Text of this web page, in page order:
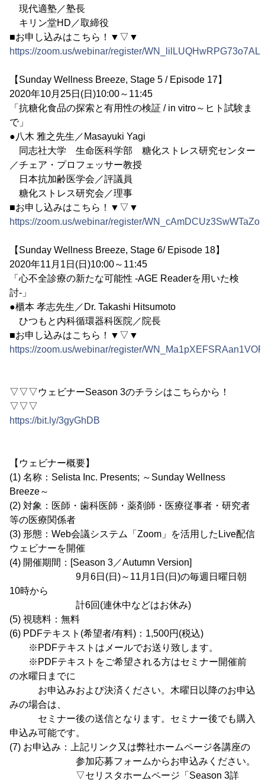
現代適塾／塾長
キリン堂HD／取締役
■お申し込みはこちら！▼▽▼
https://zoom.us/webinar/register/
【Sunday Wellness Breeze, Stage 5 / Episode 17】
2020年10月25日(日)10:00～11:45
「抗糖化食品の探索と有用性の検証 / in vitro～ヒト試験ま
で」
●八木 雅之先生／Masayuki Yagi
同志社大学 生命医科学部 糖化ストレス研究センター
／チェア・プロフェッサー教授
日本抗加齢医学会／評議員
糖化ストレス研究会／理事
■お申し込みはこちら！▼▽▼
https://zoom.us/webinar/register/
【Sunday Wellness Breeze, Stage 6/ Episode 18】
2020年11月1日(日)10:00～11:45
「心不全診療の新たな可能性 -AGE Readerを用いた検
討-」
●櫃本 孝志先生／Dr. Takashi Hitsumoto
ひつもと内科循環器科医院／院長
■お申し込みはこちら！▼▽▼
https://zoom.us/webinar/register/
▽▽▽ウェビナーSeason 3のチラシはこちらから！
▽▽▽
https://bit.ly/3gyGhDB
【ウェビナー概要】
(1) 名称：Selista Inc. Presents; ～Sunday Wellness
Breeze～
(2) 対象：医師・歯科医師・薬剤師・医療従事者・研究者
等の医療関係者
(3) 形態：Web会議システム「Zoom」を活用したLive配信
ウェビナーを開催
(4) 開催期間：[Season 3／Autumn Version]
9月6日(日)～11月1日(日)の毎週日曜日朝
10時から
計6回(連休中などはお休み)
(5) 視聴料：無料
(6) PDFテキスト(希望者/有料)：1,500円(税込)
※PDFテキストはメールでお送り致します。
※PDFテキストをご希望される方はセミナー開催前
の水曜日までに
お申込みおよび決済ください。木曜日以降のお申込
みの場合は、
セミナー後の送信となります。セミナー後でも購入
申込み可能です。
(7) お申込み：上記リンク又は弊社ホームページ各講座の
参加応募フォームからお申込みください。
▽セリスタホームページ「Season 3詳